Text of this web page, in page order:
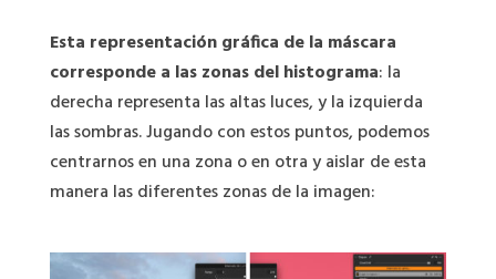
Esta representación gráfica de la máscara
corresponde a las zonas del histograma: la
derecha representa las altas luces, y la izquierda
las sombras. Jugando con estos puntos, podemos
centrarnos en una zona o en otra y aislar de esta
manera las diferentes zonas de la imagen: